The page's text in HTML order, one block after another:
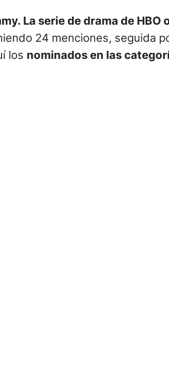
La serie de drama de
24 menciones, seguida
los nominados en las